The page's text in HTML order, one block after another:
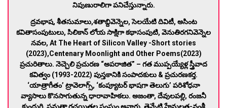
నిపుణురాలిగా పనిచేస్తున్నారు.
ద్రవభాష, శీతసుమాలు,శతాబ్దివెన్నెల, సెలయేటి దివిటీ, అసింట
కవితాసంపుటులు, సిలికాన్ లోయ సాక్షిగా కథాసంపుటి, వెనుతిరగనివెన్నెల
నవల, At The Heart of Silicon Valley -Short stories
(2023),Centenary Moonlight and Other Poems(2023)
ప్రచురితాలు. నెచ్చెలి ప్రచురణ “అపరాజిత” – గత ముప్పయ్యేళ్ల స్త్రీవాద
కవిత్వం (1993-2022) పుస్తకానికి సంపాదకులు & ప్రచురణకర్త.
‘యాత్రాగీతం’ ట్రావెలాగ్స్, ‘కంప్యూటర్ భాషగా తెలుగు’ పరిశోధనా
వ్యాసాలు కొనసాగుతున్న ధారావాహికలు. అజంతా, దేవులపల్లి, రంజనీ
కుందుర్తి, సమతా రచయితల సంఘం అవార్డు, తెన్నేటి హేమలత-వంశీ